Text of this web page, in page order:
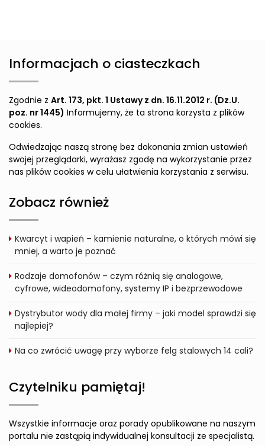
Informacjach o ciasteczkach
Zgodnie z Art. 173, pkt. 1 Ustawy z dn. 16.11.2012 r. (Dz.U.
poz. nr 1445) Informujemy, że ta strona korzysta z plików
cookies.
Odwiedzając naszą stronę bez dokonania zmian ustawień
swojej przeglądarki, wyrażasz zgodę na wykorzystanie przez
nas plików cookies w celu ułatwienia korzystania z serwisu.
Zobacz również
Kwarcyt i wapień – kamienie naturalne, o których mówi się
mniej, a warto je poznać
Rodzaje domofonów – czym różnią się analogowe,
cyfrowe, wideodomofony, systemy IP i bezprzewodowe
Dystrybutor wody dla małej firmy – jaki model sprawdzi się
najlepiej?
Na co zwrócić uwagę przy wyborze felg stalowych 14 cali?
Czytelniku pamiętaj!
Wszystkie informacje oraz porady opublikowane na naszym
portalu nie zastąpią indywidualnej konsultacji ze specjalistą.